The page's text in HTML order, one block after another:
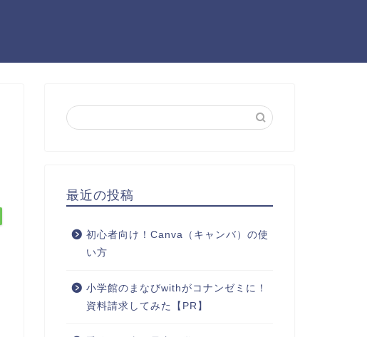
最近の投稿
初心者向け！Canva（キャンバ）の使
い方
小学館のまなびwithがコナンゼミに！
資料請求してみた【PR】